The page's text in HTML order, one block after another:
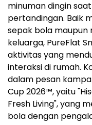
minuman dingin
pertandingan. Baik
sepak bola
keluarga, PureFlat
aktivitas yang
interaksi di rumah.
dalam pesan
Cup 2026™, yaitu
Fresh Living", yang
bola dengan